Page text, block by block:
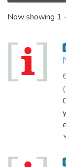
Now showing 1
(